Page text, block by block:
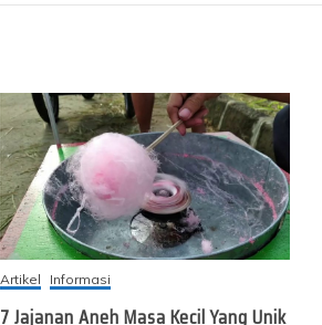
Artikel Informasi
7 Jajanan Aneh Masa Kecil Yang Unik